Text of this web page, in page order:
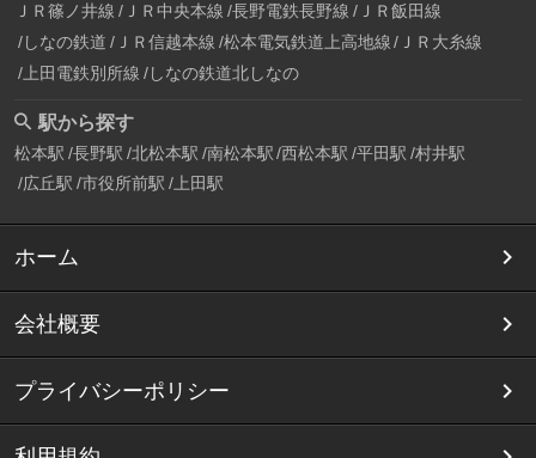
ＪＲ篠ノ井線 ＪＲ中央本線 長野電鉄長野線 ＪＲ飯田線
しなの鉄道 ＪＲ信越本線 松本電気鉄道上高地線
ＪＲ大糸線
上田電鉄別所線 しなの鉄道北しなの
駅から探す
松本駅 長野駅 北松本駅 南松本駅 西松本駅 平田駅 村井駅
広丘駅 市役所前駅 上田駅
ホーム
会社概要
プライバシーポリシー